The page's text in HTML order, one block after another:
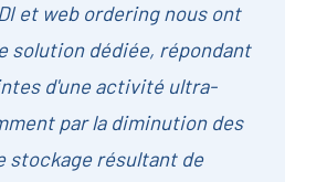
et web ordering nous ont
solution dédiée, répondant
d'une activité ultra-
par la diminution des
stockage résultant de